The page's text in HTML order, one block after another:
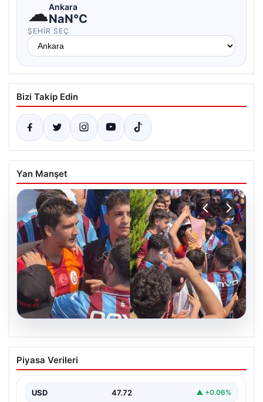
☁Ankara
NaN°C
ŞEHIR SEÇ
Bizi Takip Edin
Yan Manşet
Mohamed Salah’ı karşılamaya gelen
Galatasaraylı taraftarı pişman ettiler!
Piyasa Verileri
USD 47.72 ▲ +0.06%